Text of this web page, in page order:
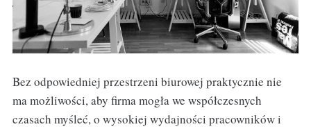
Bez odpowiedniej przestrzeni biurowej praktycznie nie
ma możliwości, aby firma mogła we współczesnych
czasach myśleć, o wysokiej wydajności pracowników i